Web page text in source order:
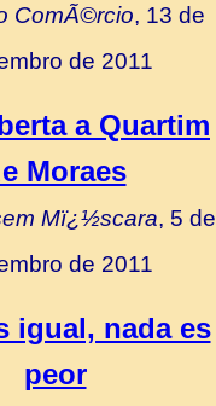
ComÃ©rcio, 13 de
de 2011
a Quartim
Moraes
Mï¿½scara, 5 de
de 2011
igual, nada es
peor